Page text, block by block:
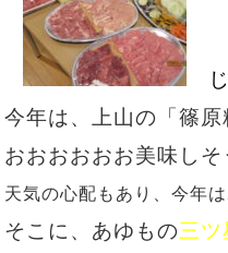
今年は、上山の「篠
おおおおおお美味しそ
天気の心配もあり、今年
そこに、あゆもの三